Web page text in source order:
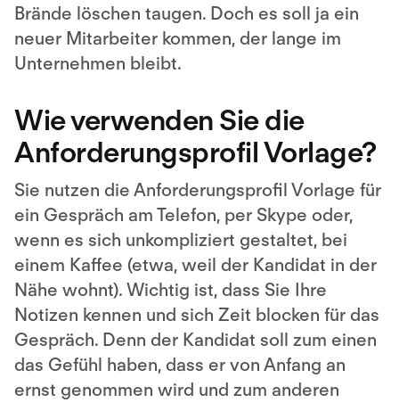
Brände löschen taugen. Doch es soll ja ein
neuer Mitarbeiter kommen, der lange im
Unternehmen bleibt.
Wie verwenden Sie die
Anforderungsprofil Vorlage?
Sie nutzen die Anforderungsprofil Vorlage für
ein Gespräch am Telefon, per Skype oder,
wenn es sich unkompliziert gestaltet, bei
einem Kaffee (etwa, weil der Kandidat in der
Nähe wohnt). Wichtig ist, dass Sie Ihre
Notizen kennen und sich Zeit blocken für das
Gespräch. Denn der Kandidat soll zum einen
das Gefühl haben, dass er von Anfang an
ernst genommen wird und zum anderen